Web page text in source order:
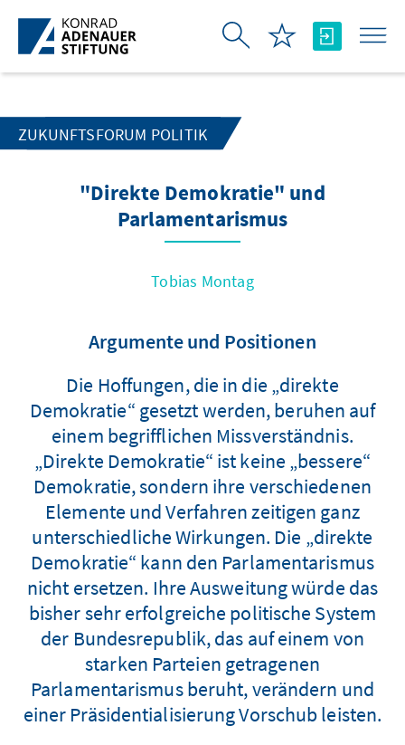
Skip to Main Content
ZUKUNFTSFORUM POLITIK
"Direkte Demokratie" und
Parlamentarismus
Tobias Montag
Argumente und Positionen
Die Hoffungen, die in die „direkte
Demokratie“ gesetzt werden, beruhen auf
einem begrifflichen Missverständnis.
„Direkte Demokratie“ ist keine „bessere“
Demokratie, sondern ihre verschiedenen
Elemente und Verfahren zeitigen ganz
unterschiedliche Wirkungen. Die „direkte
Demokratie“ kann den Parlamentarismus
nicht ersetzen. Ihre Ausweitung würde das
bisher sehr erfolgreiche politische System
der Bundesrepublik, das auf einem von
starken Parteien getragenen
Parlamentarismus beruht, verändern und
einer Präsidentialisierung Vorschub leisten.